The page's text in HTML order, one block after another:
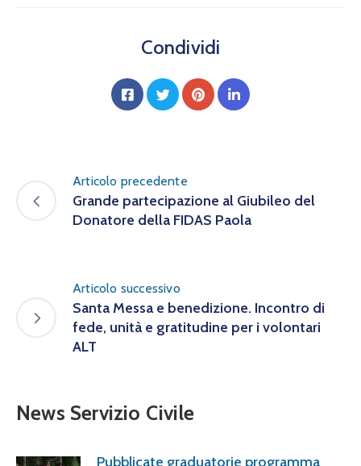
Condividi
Articolo precedente
Grande partecipazione al Giubileo del
Donatore della FIDAS Paola
Articolo successivo
Santa Messa e benedizione. Incontro di
fede, unità e gratitudine per i volontari
ALT
News Servizio Civile
Pubblicate graduatorie programma